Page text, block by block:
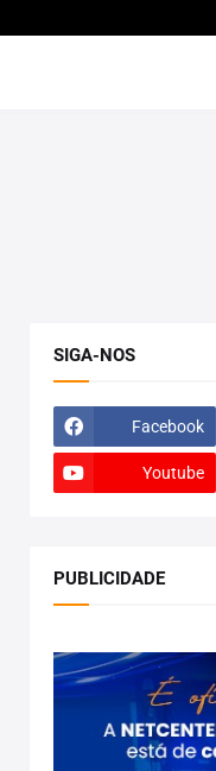
SIGA-NOS
Facebook
Youtube
PUBLICIDADE